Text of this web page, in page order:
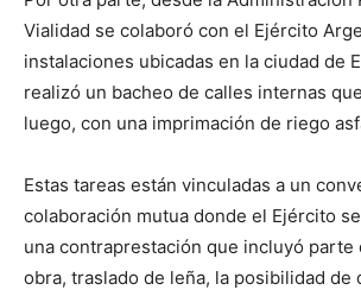
Vialidad se colaboró con el Ejército
instalaciones ubicadas en la ciudad de
realizó un bacheo de calles internas
luego, con una imprimación de riego
Estas tareas están vinculadas a un
colaboración mutua donde el Ejército
una contraprestación que incluyó parte
obra, traslado de leña, la posibilidad de